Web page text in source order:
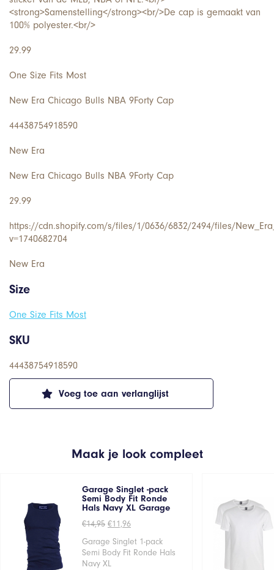
Voeg toe aan verlanglijst
<strong>Samenstelling</strong><br/>De cap is gemaakt van
100% polyester.<br/>
29.99
One Size Fits Most
New Era Chicago Bulls NBA 9Forty Cap
44438754918590
New Era
New Era Chicago Bulls NBA 9Forty Cap
29.99
https://cdn.shopify.com/s/files/1/0636/6832/2494/files/
v=1740682704
New Era
Size
One Size Fits Most
SKU
44438754918590
Maak je look compleet
Garage Singlet -pack
Semi Body Fit Ronde
Hals Navy XL Garage
€14,95 Oorspronkelijke
was:
€14,95.
€11,96Huidige
is:
€11,96.
Garage Singlet 1-pack
Semi Body Fit Ronde Hals
Navy XL